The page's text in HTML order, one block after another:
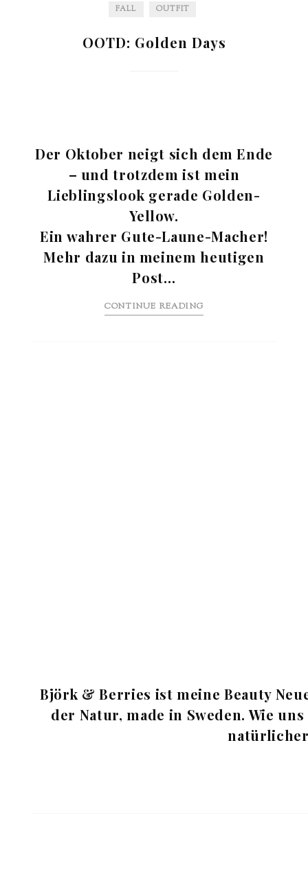
FALL OUTFIT
OOTD: Golden Days
Der Oktober neigt sich dem Ende
– und trotzdem ist mein
Lieblingslook gerade Golden-
Yellow.
Ein wahrer Gute-Laune-Macher!
Mehr dazu in meinem heutigen
Post…
CONTINUE READING
Björk & Berries ist meine Beauty
der Natur, made in Sweden. Wie